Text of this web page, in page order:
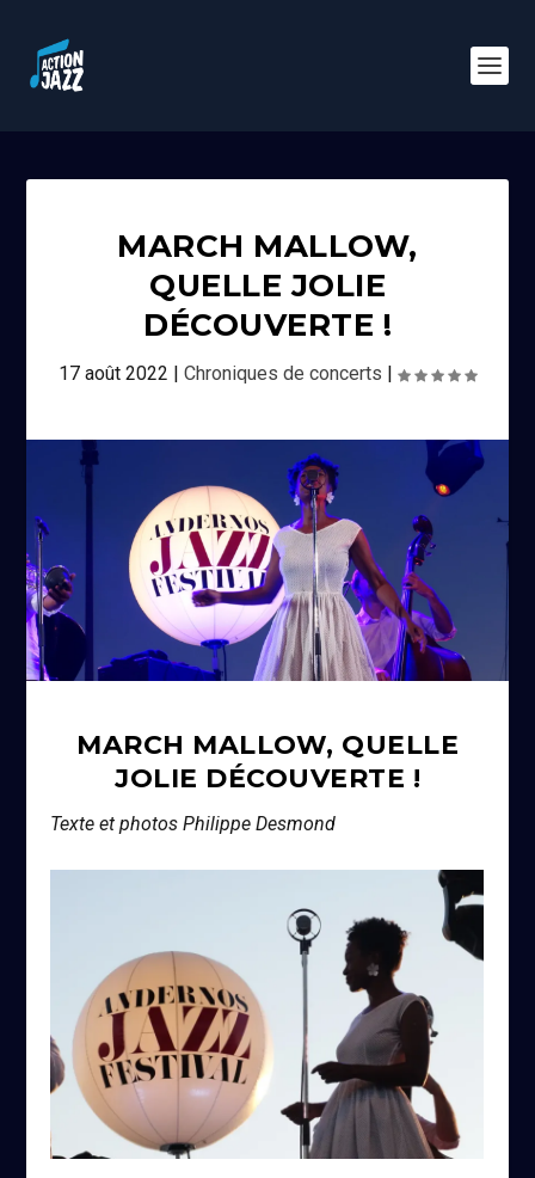
MARCH MALLOW,
QUELLE JOLIE
DÉCOUVERTE !
17 août 2022 | Chroniques de concerts |
MARCH MALLOW, QUELLE
JOLIE DÉCOUVERTE !
Texte et photos Philippe Desmond